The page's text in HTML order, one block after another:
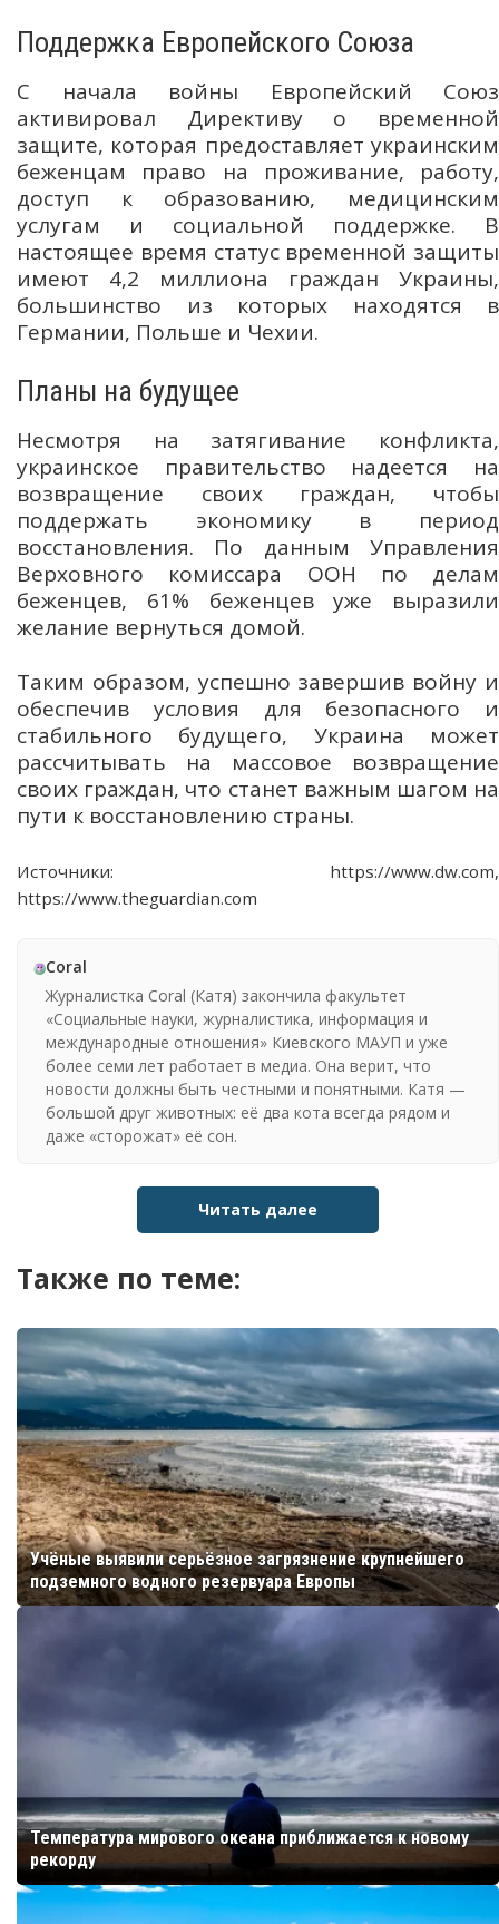
Поддержка Европейского Союза
С начала войны Европейский Союз
активировал Директиву о временной
защите, которая предоставляет украинским
беженцам право на проживание, работу,
доступ к образованию, медицинским
услугам и социальной поддержке. В
настоящее время статус временной защиты
имеют 4,2 миллиона граждан Украины,
большинство из которых находятся в
Германии, Польше и Чехии.
Планы на будущее
Несмотря на затягивание конфликта,
украинское правительство надеется на
возвращение своих граждан, чтобы
поддержать экономику в период
восстановления. По данным Управления
Верховного комиссара ООН по делам
беженцев, 61% беженцев уже выразили
желание вернуться домой.
Таким образом, успешно завершив войну и
обеспечив условия для безопасного и
стабильного будущего, Украина может
рассчитывать на массовое возвращение
своих граждан, что станет важным шагом на
пути к восстановлению страны.
Источники: https://www.dw.com,
https://www.theguardian.com
Coral
Журналистка Coral (Катя) закончила факультет
«Социальные науки, журналистика, информация и
международные отношения» Киевского МАУП и уже
более семи лет работает в медиа. Она верит, что
новости должны быть честными и понятными. Катя —
большой друг животных: её два кота всегда рядом и
даже «сторожат» её сон.
Читать далее
Также по теме:
Учёные выявили серьёзное загрязнение крупнейшего
подземного водного резервуара Европы
Температура мирового океана приближается к новому
рекорду